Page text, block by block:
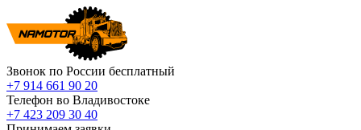
Звонок по России бесплатный
+7 914 661 90 20
Телефон во Владивостоке
+7 423 209 30 40